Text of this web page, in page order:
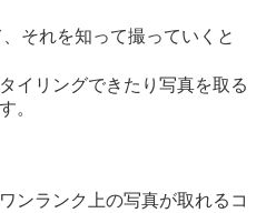
それを知って撮っていくと
イリングできたり写真を取る
。
ンランク上の写真が取れるコ